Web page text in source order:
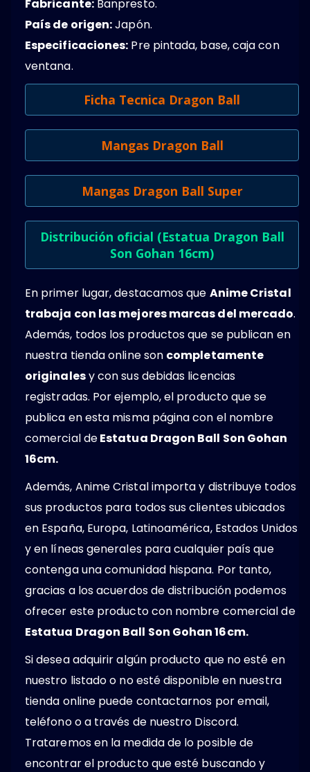
Fabricante:Banpresto.
País de origen:Japón.
Especificaciones: Pre pintada, base, caja con
ventana.
Ficha Tecnica Dragon Ball
Mangas Dragon Ball
Mangas Dragon Ball Super
Distribución oficial (Estatua Dragon Ball
Son Gohan 16cm)
En primer lugar, destacamos que Anime Cristal
trabaja con las mejores marcas del mercado.
Además, todos los productos que se publican en
nuestra tienda online son completamente
originalesy con sus debidas licencias
registradas. Por ejemplo, el producto que se
publica en esta misma página con el nombre
comercial deEstatua Dragon Ball Son Gohan
16cm.
Además, Anime Cristal importa y distribuye todos
sus productos para todos sus clientes ubicados
en España, Europa, Latinoamérica, Estados Unidos
y en líneas generales para cualquier país que
contenga una comunidad hispana. Por tanto,
gracias a los acuerdos de distribución podemos
ofrecer este producto con nombre comercial de
Estatua Dragon Ball Son Gohan 16cm.
Si desea adquirir algún producto que no esté en
nuestro listado o no esté disponible en nuestra
tienda online puede contactarnos por email,
teléfono o a través de nuestro Discord.
Trataremos en la medida de lo posible de
encontrar el producto que esté buscando y